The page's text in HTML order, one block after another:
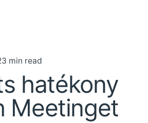
min read
hatékony
Meetinget